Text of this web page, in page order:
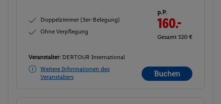
Doppelzimmer (3er-Belegung)
Ohne Verpflegung
p.P.
160.-
Gesamt 320 €
Veranstalter: DERTOUR International
Weitere Informationen des
Veranstalters
Buchen